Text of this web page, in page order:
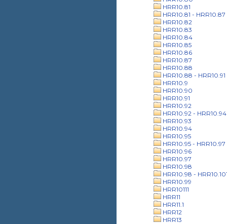
HRR10.81
HRR10.81 - HRR10.87
HRR10.82
HRR10.83
HRR10.84
HRR10.85
HRR10.86
HRR10.87
HRR10.88
HRR10.88 - HRR10.91
HRR10.9
HRR10.90
HRR10.91
HRR10.92
HRR10.92 - HRR10.94
HRR10.93
HRR10.94
HRR10.95
HRR10.95 - HRR10.97
HRR10.96
HRR10.97
HRR10.98
HRR10.98 -
HRR10.99
HRR10111
HRR11
HRR11.1
HRR12
HRR13